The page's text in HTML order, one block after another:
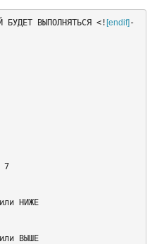
БУДЕТ ВЫПОЛНЯТЬСЯ <! [endif] -